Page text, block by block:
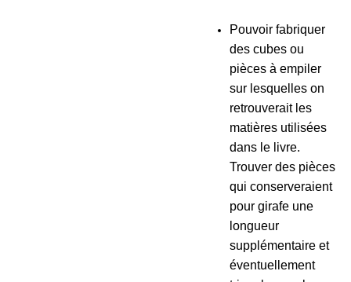
Pouvoir fabriquer
des cubes ou
pièces à empiler
sur lesquelles on
retrouverait les
matières utilisées
dans le livre.
Trouver des pièces
qui conserveraient
pour girafe une
longueur
supplémentaire et
éventuellement